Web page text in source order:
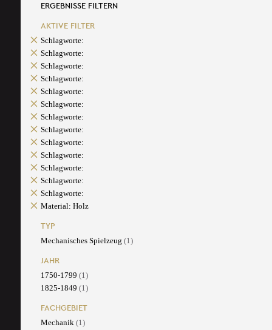
ERGEBNISSE FILTERN
AKTIVE FILTER
Schlagworte:
Schlagworte:
Schlagworte:
Schlagworte:
Schlagworte:
Schlagworte:
Schlagworte:
Schlagworte:
Schlagworte:
Schlagworte:
Schlagworte:
Schlagworte:
Schlagworte:
Material: Holz
TYP
Mechanisches Spielzeug (1)
JAHR
1750-1799 (1)
1825-1849 (1)
FACHGEBIET
Mechanik (1)